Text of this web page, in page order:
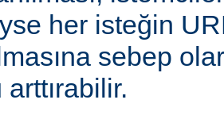
her isteğin
sebep